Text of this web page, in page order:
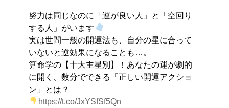
す。努力は同じなのに「運が良い人」と「空回り
する人」がいます
実は世間一般の開運法も、自分の星に合って
いないと逆効果になることも…。
算命学の【十大主星別】！あなたの運が劇的
に開く、数分でできる「正しい開運アクショ
ン」とは？
https://t.co/JxYSfSf5Qn